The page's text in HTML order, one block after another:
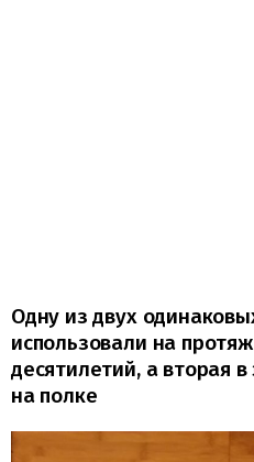
Одну из двух
использовали на
десятилетий, а вторая
на полке